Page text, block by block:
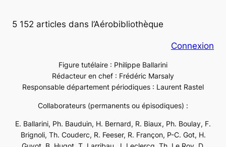
5 152 articles dans l’Aérobibliothèque
Connexion
Figure tutélaire : Philippe Ballarini
Rédacteur en chef : Frédéric Marsaly
Responsable département périodiques : Laurent Rastel
Collaborateurs (permanents ou épisodiques) :
E. Ballarini, Ph. Bauduin, H. Bernard, R. Biaux, Ph. Boulay, F.
Brignoli, Th. Couderc, R. Feeser, R. Françon, P-C. Got, H.